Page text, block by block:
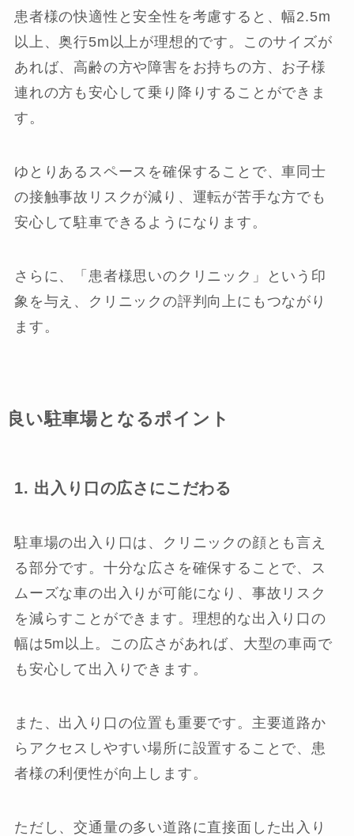
患者様の快適性と安全性を考慮すると、幅2.5m
以上、奥行5m以上が理想的です。このサイズが
あれば、高齢の方や障害をお持ちの方、お子様
連れの方も安心して乗り降りすることができま
す。
ゆとりあるスペースを確保することで、車同士
の接触事故リスクが減り、運転が苦手な方でも
安心して駐車できるようになります。
さらに、「患者様思いのクリニック」という印
象を与え、クリニックの評判向上にもつながり
ます。
良い駐車場となるポイント
1. 出入り口の広さにこだわる
駐車場の出入り口は、クリニックの顔とも言え
る部分です。十分な広さを確保することで、ス
ムーズな車の出入りが可能になり、事故リスク
を減らすことができます。理想的な出入り口の
幅は5m以上。この広さがあれば、大型の車両で
も安心して出入りできます。
また、出入り口の位置も重要です。主要道路か
らアクセスしやすい場所に設置することで、患
者様の利便性が向上します。
ただし、交通量の多い道路に直接面した出入り